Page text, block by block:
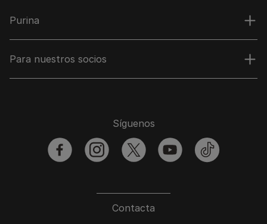
Purina
Para nuestros socios
Contacta
Síguenos
facebookinstagramtwitter youtubetiktok